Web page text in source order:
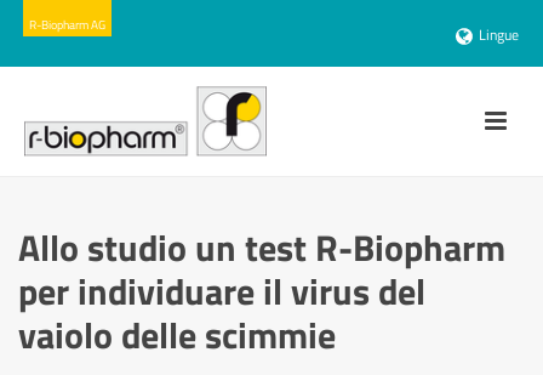
Lingue
Allo studio un test R-Biopharm
per individuare il virus del
vaiolo delle scimmie